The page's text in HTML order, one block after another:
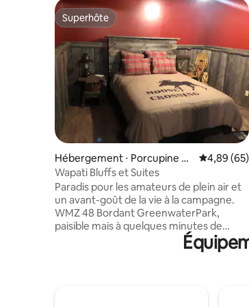
Superhôte
Superhôte
Hébergement ⋅ Porcupine Pl
ain
4,89 (65)
Wapati Bluffs et Suites
Paradis pour les amateurs de plein air et
un avant-goût de la vie à la campagne.
WMZ 48 Bordant GreenwaterPark,
paisible mais à quelques minutes de
Porcupine Plain et de l'accès aux
sentiers. Divers gibiers fréquentent la